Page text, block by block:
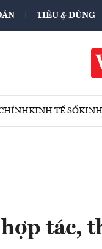
TIÊU & DÙNG
KINH TẾ SỐ
tác,